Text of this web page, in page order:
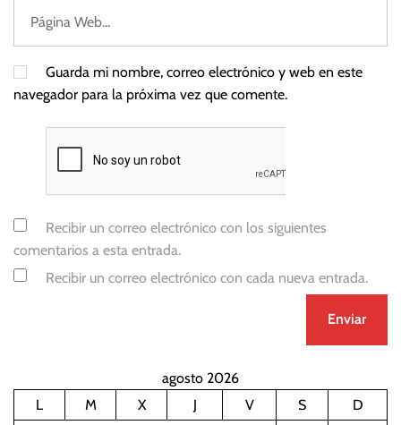
Guarda mi nombre, correo electrónico y web en este
navegador para la próxima vez que comente.
Recibir un correo electrónico con los siguientes
comentarios a esta entrada.
Recibir un correo electrónico con cada nueva entrada.
agosto 2026
L
M X J V S
D